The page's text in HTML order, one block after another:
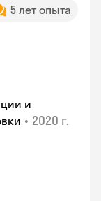
5 лет опыта
и
• 2020 г.